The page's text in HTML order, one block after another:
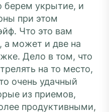
берем укрытие, и
при этом
Что это вам
а может и две на
Дело в том, что
на то место,
очень удачный
из приемов,
продуктивными,